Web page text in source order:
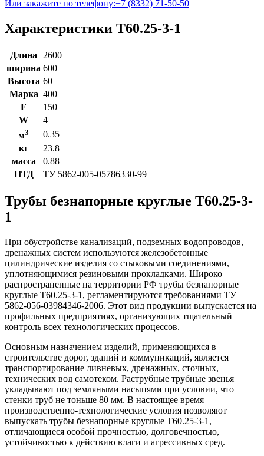
Или закажите по телефону:+7 (8332) 71-50-50
Характеристики Т60.25-3-1
Длина
2600
ширина 600
Высота 60
Марка 400
F
150
W
4
м3
0.35
кг
23.8
масса
0.88
НТД
ТУ 5862-005-05786330-99
Трубы безнапорные круглые Т60.25-3-
1
При обустройстве канализаций, подземных водопроводов,
дренажных систем используются железобетонные
цилиндрические изделия со стыковыми соединениями,
уплотняющимися резиновыми прокладками. Широко
распространенные на территории РФ трубы безнапорные
круглые Т60.25-3-1, регламентируются требованиями ТУ
5862-056-03984346-2006. Этот вид продукции выпускается на
профильных предприятиях, организующих тщательный
контроль всех технологических процессов.
Основным назначением изделий, применяющихся в
строительстве дорог, зданий и коммуникаций, является
транспортирование ливневых, дренажных, сточных,
технических вод самотеком. Раструбные трубные звенья
укладывают под земляными насыпями при условии, что
стенки труб не тоньше 80 мм. В настоящее время
производственно-технологические условия позволяют
выпускать трубы безнапорные круглые Т60.25-3-1,
отличающиеся особой прочностью, долговечностью,
устойчивостью к действию влаги и агрессивных сред.